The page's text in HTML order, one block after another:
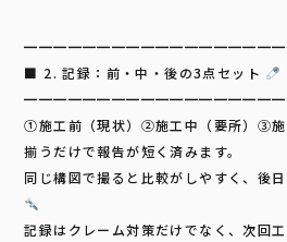
■ 2. 記録：前・中・後の3点セット
①施工前（現状）②施工中（要所）③施
揃うだけで報告が短く済みます。
同じ構図で撮ると比較がしやすく、後
記録はクレーム対策だけでなく、次回